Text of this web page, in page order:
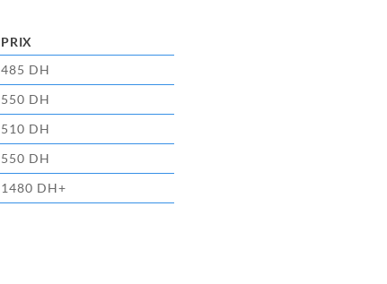
PRIX
485 DH
550 DH
510 DH
550 DH
1480 DH+